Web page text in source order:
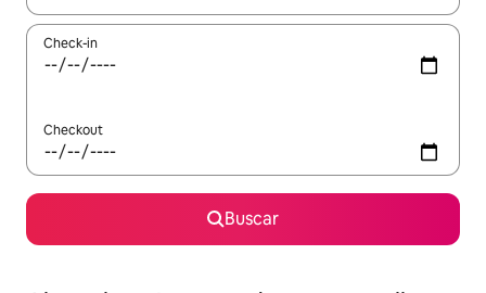
Check-in
Checkout
Buscar